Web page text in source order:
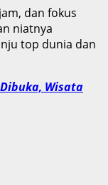
dan fokus
niatnya
top dunia dan
Wisata